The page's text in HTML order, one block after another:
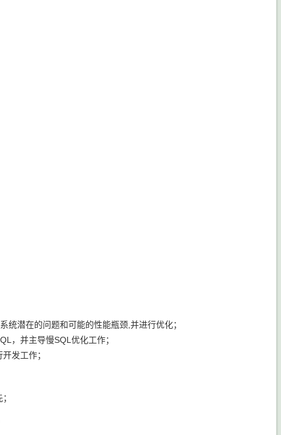
潜在的问题和可能的性能瓶颈,并进行优化；
，并主导慢SQL优化工作；
发工作；